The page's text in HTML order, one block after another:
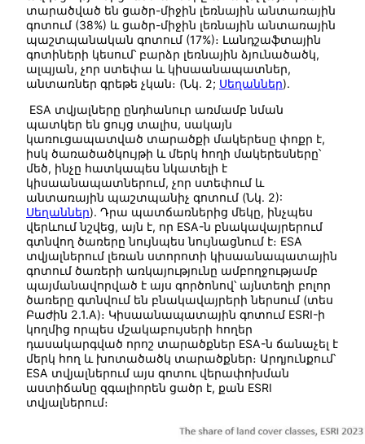
տարածված են ցածր-միջին լեռնային անտառային
գոտում (38%) և ցածր-միջին լեռնային անտառային
պաշտպանական գոտում (17%)։ Լանդշաֆտային
գոտիների կեսում՝ բարձր լեռնային ձյունածածկ,
ալպյան, չոր ստեփա և կիսաանապատներ,
անտառներ գրեթե չկան։ (Նկ. 2; Սեղաններ).
ESA տվյալները ընդհանուր առմամբ նման
պատկեր են ցույց տալիս, սակայն
կառուցապատված տարածքի մակերեսը փոքր է,
իսկ ծառածածկույթի և մերկ հողի մակերեսները՝
մեծ, ինչը հատկապես նկատելի է
կիսաանապատներում, չոր ստեփում և
անտառային պաշտպանիչ գոտում (Նկ. 2):
Սեղաններ). Դրա պատճառներից մեկը, ինչպես
վերևում նշվեց, այն է, որ ESA-ն բնակավայրերում
գտնվող ծառերը նույնպես նույնացնում է։ ESA
տվյալներում լեռան ստորոտի կիսաանապատային
գոտում ծառերի առկայությունը ամբողջությամբ
պայմանավորված է այս գործոնով՝ այնտեղի բոլոր
ծառերը գտնվում են բնակավայրերի ներսում (տես
Բաժին 2.1.A)։ Կիսաանապատային գոտում ESRI-ի
կողմից որպես մշակաբույսերի հողեր
դասակարգված որոշ տարածքներ ESA-ն ճանաչել է
մերկ հող և խոտածածկ տարածքներ։ Արդյունքում՝
ESA տվյալներում այս գոտու վերափոխման
աստիճանը զգալիորեն ցածր է, քան ESRI
տվյալներում։